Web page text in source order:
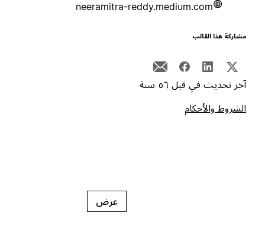
neeramitra-reddy.medium.com
هذا القالب
تحديث في قبل ٥٦ سنة
والأحكام
عرض